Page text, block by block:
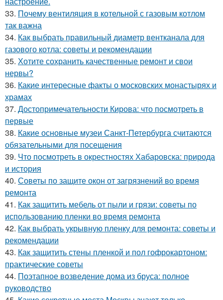
33. Почему вентиляция в котельной с газовым котлом
так важна
34. Как выбрать правильный диаметр вентканала для
газового котла: советы и рекомендации
35. Хотите сохранить качественные ремонт и свои
нервы?
36. Какие интересные факты о московских монастырях и
храмах
37. Достопримечательности Кирова: что посмотреть в
первые
38. Какие основные музеи Санкт-Петербурга считаются
обязательными для посещения
39. Что посмотреть в окрестностях Хабаровска: природа
и история
40. Советы по защите окон от загрязнений во время
ремонта
41. Как защитить мебель от пыли и грязи: советы по
использованию пленки во время ремонта
42. Как выбрать укрывную пленку для ремонта: советы и
рекомендации
43. Как защитить стены пленкой и пол гофрокартоном:
практические советы
44. Поэтапное возведение дома из бруса: полное
руководство